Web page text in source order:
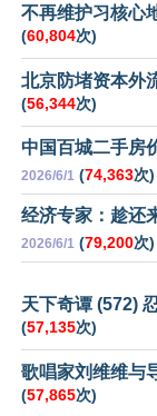
不再维护习核心
(60,804次)
北京防堵资本外
(56,344次)
中国百城二手房
2026/6/1 (74,363次)
经济专家：趁还
2026/6/1 (79,200次)
天下奇谭 (572)
(57,135次)
歌唱家刘维维与
(57,865次)